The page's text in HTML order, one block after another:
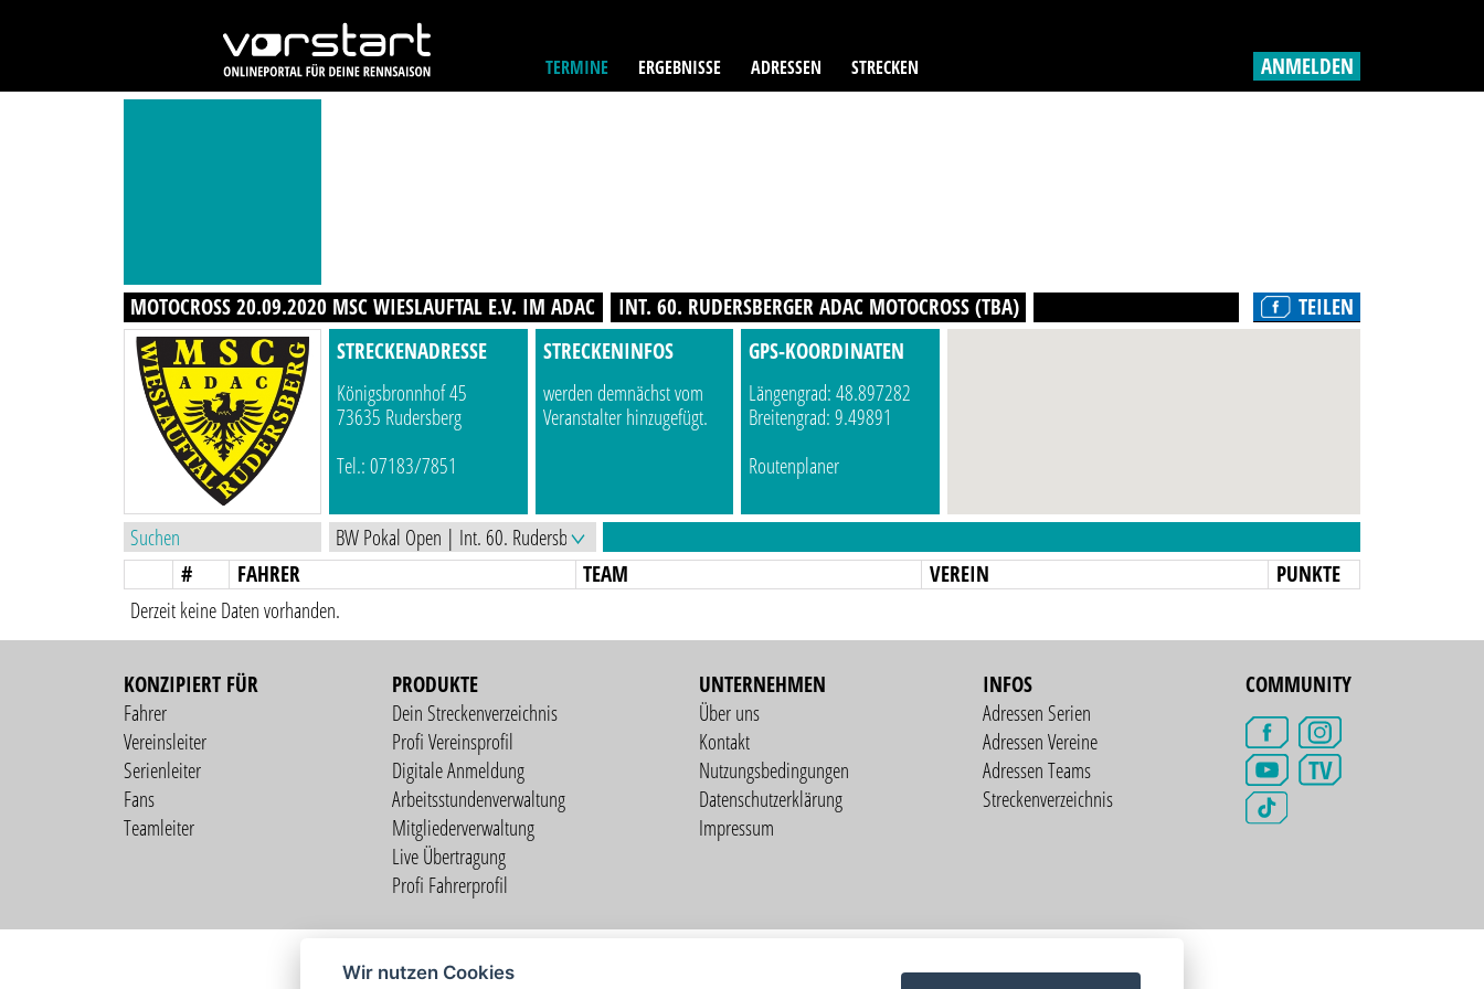
TERMINE ERGEBNISSE ADRESSEN STRECKEN ANMELDEN
MOTOCROSS 20.09.2020 MSC WIESLAUFTAL E.V. IM ADAC INT. 60. RUDERSBERGER ADAC MOTOCROSS (TBA)
TEILEN
STRECKENADRESSE
Königsbronnhof 45
73635 Rudersberg
Tel.: 07183/7851
STRECKENINFOS
werden demnächst vom
Veranstalter hinzugefügt.
GPS-KOORDINATEN
Längengrad: 48.897282
Breitengrad: 9.49891
Routenplaner
# FAHRER TEAM VEREIN
PUNKTE
Derzeit keine Daten vorhanden.
KONZIPIERT FÜR
Fahrer
Vereinsleiter
Serienleiter
Fans
Teamleiter
PRODUKTE
Dein Streckenverzeichnis
Profi Vereinsprofil
Digitale Anmeldung
Arbeitsstundenverwaltung
Mitgliederverwaltung
Live Übertragung
Profi Fahrerprofil
UNTERNEHMEN
Über uns
Kontakt
Nutzungsbedingungen
Datenschutzerklärung
Impressum
INFOS
Adressen Serien
Adressen Vereine
Adressen Teams
Streckenverzeichnis
COMMUNITY
TV
Wir nutzen Cookies